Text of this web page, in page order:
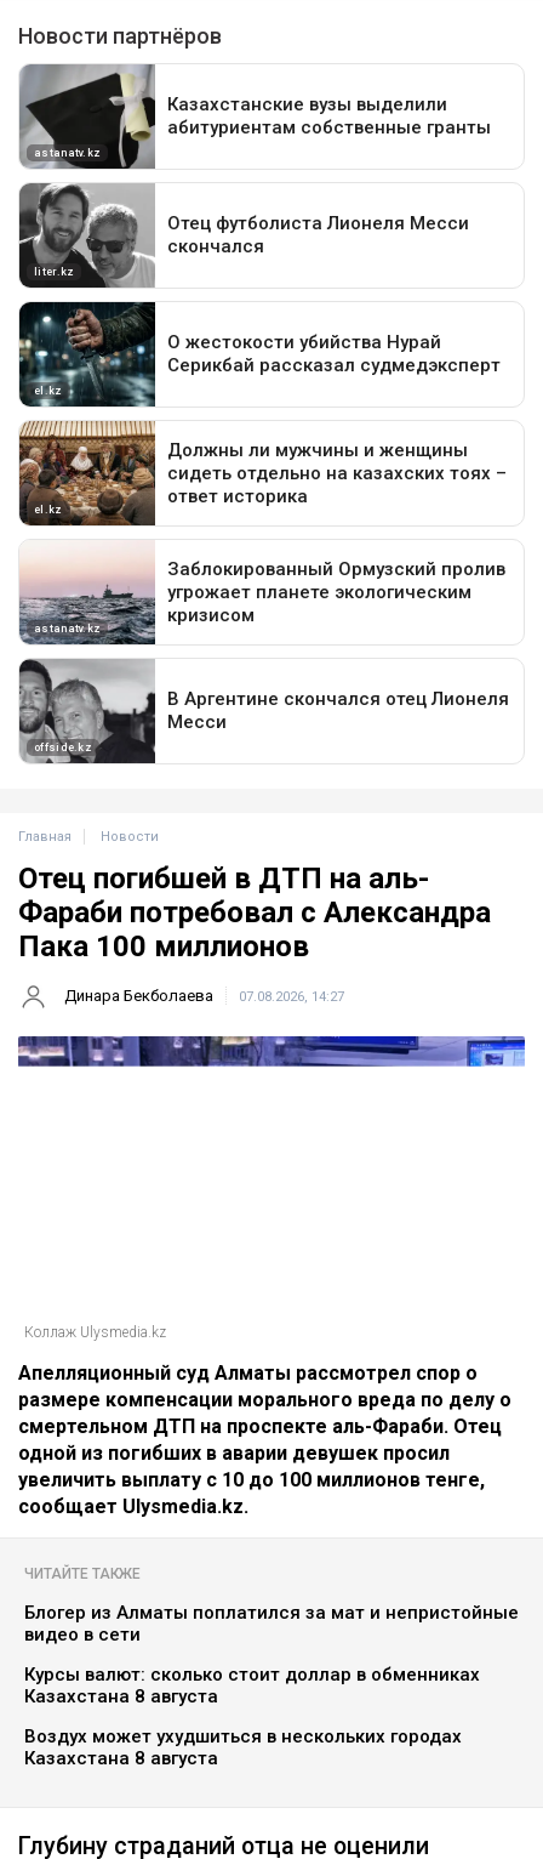
Главная Новости
Отец погибшей в ДТП на аль-
Фараби потребовал с Александра
Пака 100 миллионов
Динара Бекболаева 07.08.2026, 14:27
Коллаж Ulysmedia.kz
Апелляционный суд Алматы рассмотрел спор о
размере компенсации морального вреда по делу о
смертельном ДТП на проспекте аль-Фараби. Отец
одной из погибших в аварии девушек просил
увеличить выплату с 10 до 100 миллионов тенге,
сообщает Ulysmedia.kz.
ЧИТАЙТЕ ТАКЖЕ
Блогер из Алматы поплатился за мат и непристойные
видео в сети
Курсы валют: сколько стоит доллар в обменниках
Казахстана 8 августа
Воздух может ухудшиться в нескольких городах
Казахстана 8 августа
Глубину страданий отца не оценили